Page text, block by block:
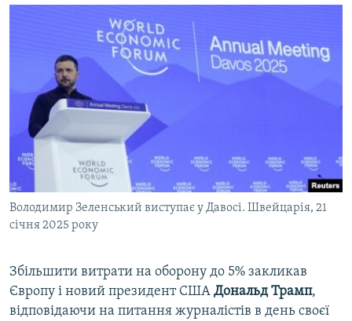
Володимир Зеленський виступає у Давосі. Швейцарія, 21
січня 2025 року
Збільшити витрати на оборону до 5% закликав
Європу і новий президент США Дональд Трамп,
відповідаючи на питання журналістів в день своєї